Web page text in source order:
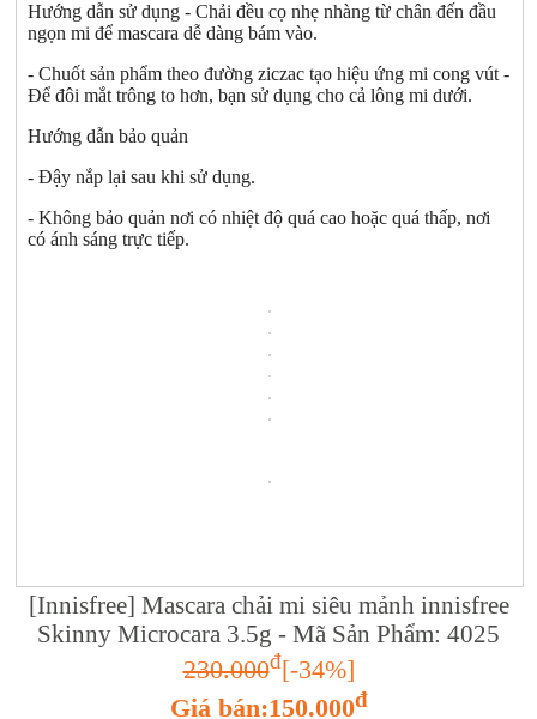
Hướng dẫn sử dụng - Chải đều cọ nhẹ nhàng từ chân đến đầu
ngọn mi để mascara dễ dàng bám vào.
- Chuốt sản phẩm theo đường ziczac tạo hiệu ứng mi cong vút -
Để đôi mắt trông to hơn, bạn sử dụng cho cả lông mi dưới.
Hướng dẫn bảo quản
- Đậy nắp lại sau khi sử dụng.
- Không bảo quản nơi có nhiệt độ quá cao hoặc quá thấp, nơi
có ánh sáng trực tiếp.
[Innisfree] Mascara chải mi siêu mảnh innisfree
Skinny Microcara 3.5g - Mã Sản Phẩm: 4025
230.000đ[-34%]
Giá bán:150.000đ